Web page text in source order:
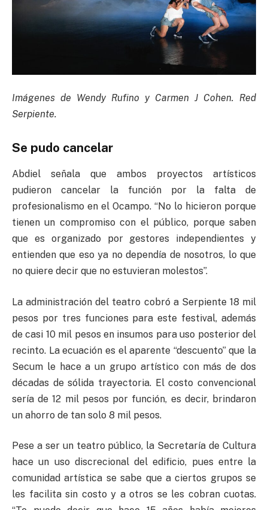
Imágenes de Wendy Rufino y Carmen J Cohen. Red
Serpiente.
Se pudo cancelar
Abdiel señala que ambos proyectos artísticos
pudieron cancelar la función por la falta de
profesionalismo en el Ocampo. “No lo hicieron porque
tienen un compromiso con el público, porque saben
que es organizado por gestores independientes y
entienden que eso ya no dependía de nosotros, lo que
no quiere decir que no estuvieran molestos”.
La administración del teatro cobró a Serpiente 18 mil
pesos por tres funciones para este festival, además
de casi 10 mil pesos en insumos para uso posterior del
recinto. La ecuación es el aparente “descuento” que la
Secum le hace a un grupo artístico con más de dos
décadas de sólida trayectoria. El costo convencional
sería de 12 mil pesos por función, es decir, brindaron
un ahorro de tan solo 8 mil pesos.
Pese a ser un teatro público, la Secretaría de Cultura
hace un uso discrecional del edificio, pues entre la
comunidad artística se sabe que a ciertos grupos se
les facilita sin costo y a otros se les cobran cuotas.